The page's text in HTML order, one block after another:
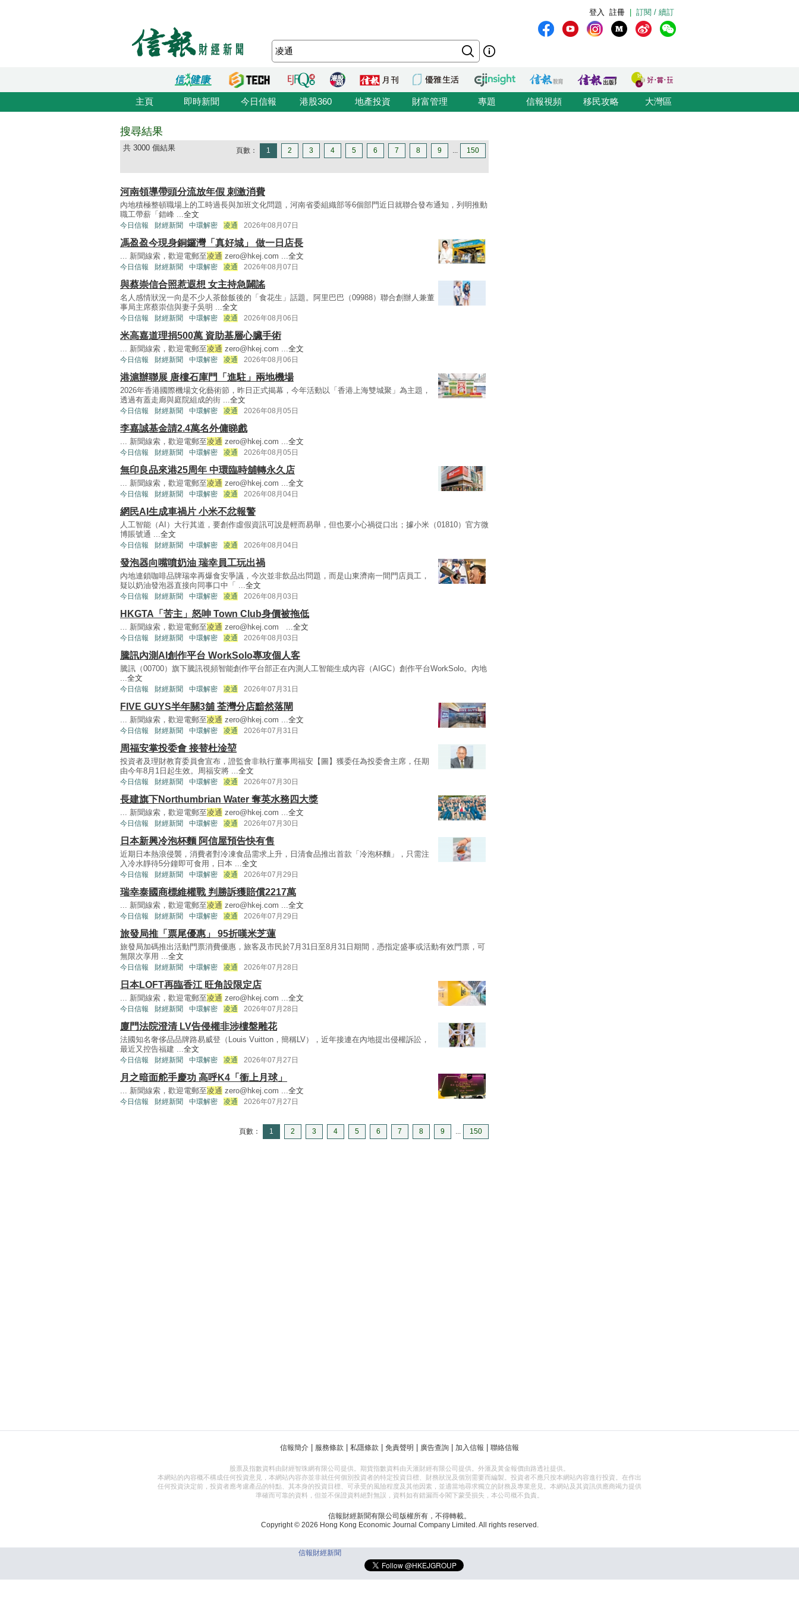
訂閱 / 續訂
註冊
登入
主頁 即時新聞 今日信報 港股360 地產投資 財富管理 專題 信報視頻 移民攻略 大灣區
搜尋結果
共 3000 個結果 頁數： 1 2 3 4 5 6 7 8 9 ... 150
河南領導帶頭分流放年假 刺激消費
內地積極整頓職場上的工時過長與加班文化問題，河南省委組織部等6個部門近日就聯合發布通知，列明推動
職工帶薪「錯峰 ...全文
今日信報 財經新聞 中環解密 凌通 2026年08月07日
馮盈盈今現身銅鑼灣「真好城」 做一日店長
... 新聞線索，歡迎電郵至凌通 zero@hkej.com ...全文
今日信報 財經新聞 中環解密 凌通 2026年08月07日
與蔡崇信合照惹遐想 女主持急闢謠
名人感情狀況一向是不少人茶餘飯後的「食花生」話題。阿里巴巴（09988）聯合創辦人兼董
事局主席蔡崇信與妻子吳明 ...全文
今日信報 財經新聞 中環解密 凌通 2026年08月06日
米高嘉道理捐500萬 資助基層心臟手術
... 新聞線索，歡迎電郵至凌通 zero@hkej.com ...全文
今日信報 財經新聞 中環解密 凌通 2026年08月06日
港滬辦聯展 唐樓石庫門「進駐」兩地機場
2026年香港國際機場文化藝術節，昨日正式揭幕，今年活動以「香港上海雙城聚」為主題，
透過有蓋走廊與庭院組成的街 ...全文
今日信報 財經新聞 中環解密 凌通 2026年08月05日
李嘉誠基金請2.4萬名外傭睇戲
... 新聞線索，歡迎電郵至凌通 zero@hkej.com ...全文
今日信報 財經新聞 中環解密 凌通 2026年08月05日
無印良品來港25周年 中環臨時舖轉永久店
... 新聞線索，歡迎電郵至凌通 zero@hkej.com ...全文
今日信報 財經新聞 中環解密 凌通 2026年08月04日
網民AI生成車禍片 小米不忿報警
人工智能（AI）大行其道，要創作虛假資訊可說是輕而易舉，但也要小心禍從口出；據小米（01810）官方微
博賬號通 ...全文
今日信報 財經新聞 中環解密 凌通 2026年08月04日
發泡器向嘴噴奶油 瑞幸員工玩出禍
內地連鎖咖啡品牌瑞幸再爆食安爭議，今次並非飲品出問題，而是山東濟南一間門店員工，
疑以奶油發泡器直接向同事口中「 ...全文
今日信報 財經新聞 中環解密 凌通 2026年08月03日
HKGTA「苦主」怒呻 Town Club身價被拖低
... 新聞線索，歡迎電郵至凌通 zero@hkej.com ...全文
今日信報 財經新聞 中環解密 凌通 2026年08月03日
騰訊內測AI創作平台 WorkSolo專攻個人客
騰訊（00700）旗下騰訊視頻智能創作平台部正在內測人工智能生成內容（AIGC）創作平台WorkSolo。內地
...全文
今日信報 財經新聞 中環解密 凌通 2026年07月31日
FIVE GUYS半年關3舖 荃灣分店黯然落閘
... 新聞線索，歡迎電郵至凌通 zero@hkej.com ...全文
今日信報 財經新聞 中環解密 凌通 2026年07月31日
周福安掌投委會 接替杜淦堃
投資者及理財教育委員會宣布，證監會非執行董事周福安【圖】獲委任為投委會主席，任期
由今年8月1日起生效。周福安將 ...全文
今日信報 財經新聞 中環解密 凌通 2026年07月30日
長建旗下Northumbrian Water 奪英水務四大獎
... 新聞線索，歡迎電郵至凌通 zero@hkej.com ...全文
今日信報 財經新聞 中環解密 凌通 2026年07月30日
日本新興冷泡杯麵 阿信屋預告快有售
近期日本熱浪侵襲，消費者對冷凍食品需求上升，日清食品推出首款「冷泡杯麵」，只需注
入冷水靜待5分鐘即可食用，日本 ...全文
今日信報 財經新聞 中環解密 凌通 2026年07月29日
瑞幸泰國商標維權戰 判勝訴獲賠償2217萬
... 新聞線索，歡迎電郵至凌通 zero@hkej.com ...全文
今日信報 財經新聞 中環解密 凌通 2026年07月29日
旅發局推「票尾優惠」 95折嘆米芝蓮
旅發局加碼推出活動門票消費優惠，旅客及市民於7月31日至8月31日期間，憑指定盛事或活動有效門票，可
無限次享用 ...全文
今日信報 財經新聞 中環解密 凌通 2026年07月28日
日本LOFT再臨香江 旺角設限定店
... 新聞線索，歡迎電郵至凌通 zero@hkej.com ...全文
今日信報 財經新聞 中環解密 凌通 2026年07月28日
廈門法院澄清 LV告侵權非涉樓盤雕花
法國知名奢侈品品牌路易威登（Louis Vuitton，簡稱LV），近年接連在內地提出侵權訴訟，
最近又控告福建 ...全文
今日信報 財經新聞 中環解密 凌通 2026年07月27日
月之暗面舵手慶功 高呼K4「衝上月球」
... 新聞線索，歡迎電郵至凌通 zero@hkej.com ...全文
今日信報 財經新聞 中環解密 凌通 2026年07月27日
頁數： 1 2 3 4 5 6 7 8 9 ... 150
信報簡介 服務條款 私隱條款 免責聲明 廣告查詢 加入信報 聯絡信報
股票及指數資料由財經智珠網有限公司提供。期貨指數資料由天滙財經有限公司提供。外滙及黃金報價由路透社提供。
本網站的內容概不構成任何投資意見，本網站內容亦並非就任何個別投資者的特定投資目標、財務狀況及個別需要而編製。投資者不應只按本網站內容進行投資。在作出
任何投資決定前，投資者應考慮產品的特點、其本身的投資目標、可承受的風險程度及其他因素，並適當地尋求獨立的財務及專業意見。本網站及其資訊供應商竭力提供
準確而可靠的資料，但並不保證資料絕對無誤，資料如有錯漏而令閣下蒙受損失，本公司概不負責。
信報財經新聞有限公司版權所有，不得轉載。
Copyright © 2026 Hong Kong Economic Journal Company Limited. All rights reserved.
信報財經新聞